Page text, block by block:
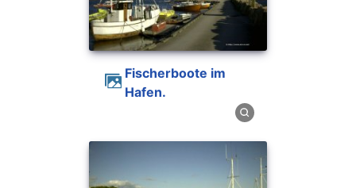
Fischerboote im
Hafen.